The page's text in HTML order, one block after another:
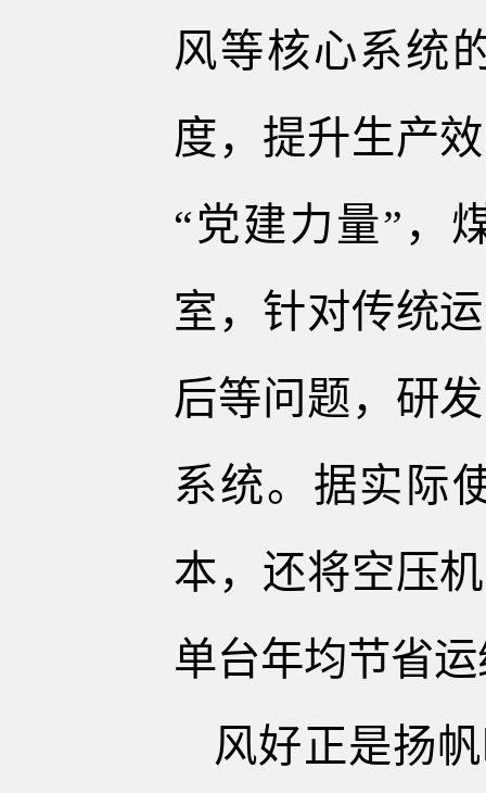
风等核心系统
度，提升生产
“党建力量”，
室，针对传统
后等问题，研
系统。据实际
本，还将空压
单台年均节省
风好正是扬